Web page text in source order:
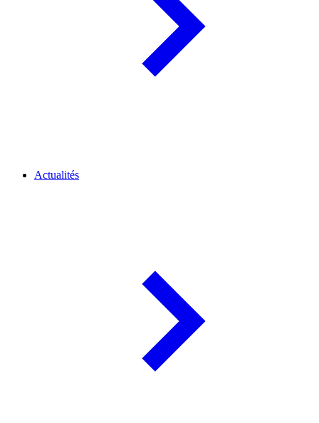
Actualités